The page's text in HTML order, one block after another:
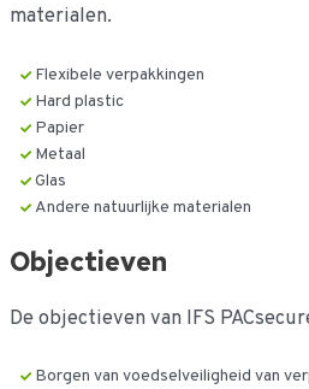
materialen.
Flexibele verpakkingen
Hard plastic
Papier
Metaal
Glas
Andere natuurlijke materialen
Objectieven
De objectieven van IFS
Borgen van voedselveiligheid van